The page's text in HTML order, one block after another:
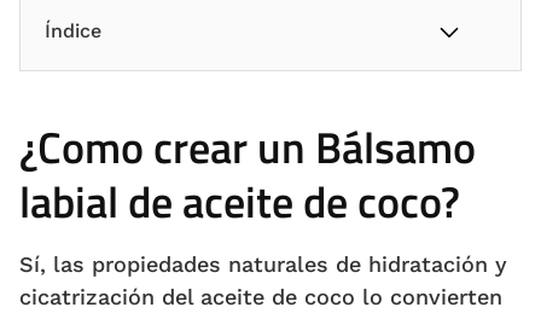
Índice
¿Como crear un Bálsamo
labial de aceite de coco?
Sí, las propiedades naturales de hidratación y
cicatrización del aceite de coco lo convierten